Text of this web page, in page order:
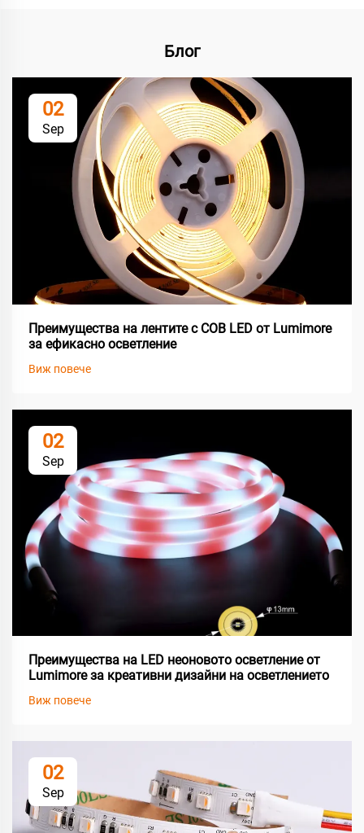
Блог
02
Sep
Преимущества на лентите с COB LED от Lumimore
за ефикасно осветление
Виж повече
02
Sep
Преимущества на LED неоновото осветление от
Lumimore за креативни дизайни на осветлението
Виж повече
02
Sep